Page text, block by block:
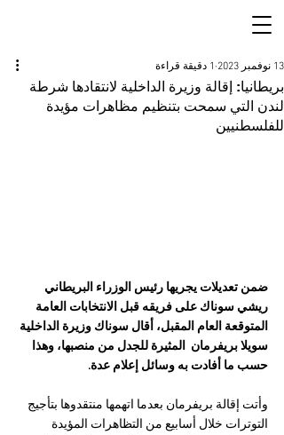
بريطانيا: إقالة وزيرة الداخلية لانتقادها شرطة
لندن التي سمحت بتنظيم مظاهرات مؤيدة
للفلسطنيين
13 نوفمبر 2023 1 دقيقة قراءة
ضمن تعديلات يجريها رئيس الوزراء البريطاني
ريشي سوناك على فريقه قبل الانتخابات العامة
المتوقعة العام المقبل، أقال سوناك وزيرة الداخلية
سويلا بريفرمان  المثيرة للجدل من منصبها، وهذا
حسب ما أفادت به وسائل إعلام عدة.
وأتت إقالة بريفرمان بعدما اتهمها منتقدوها بتأجيج
التوترات خلال أسابيع من التظاهرات المؤيدة